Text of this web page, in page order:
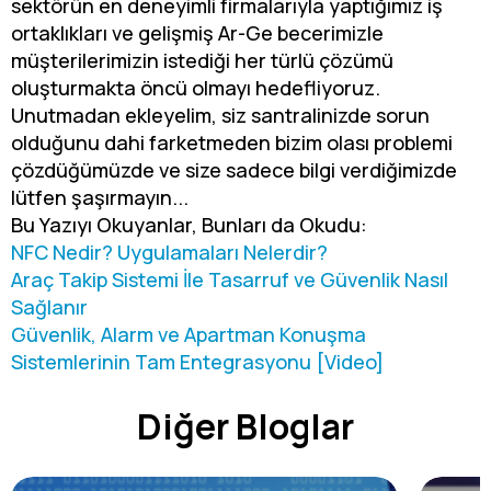
sektörün en deneyimli firmalarıyla yaptığımız iş
ortaklıkları ve gelişmiş Ar-Ge becerimizle
müşterilerimizin istediği her türlü çözümü
oluşturmakta öncü olmayı hedefliyoruz.
Unutmadan ekleyelim, siz santralinizde sorun
olduğunu dahi farketmeden bizim olası problemi
çözdüğümüzde ve size sadece bilgi verdiğimizde
lütfen şaşırmayın...
Bu Yazıyı Okuyanlar, Bunları da Okudu:
NFC Nedir? Uygulamaları Nelerdir?
Araç Takip Sistemi İle Tasarruf ve Güvenlik Nasıl
Sağlanır
Güvenlik, Alarm ve Apartman Konuşma
Sistemlerinin Tam Entegrasyonu [Video]
Diğer Bloglar